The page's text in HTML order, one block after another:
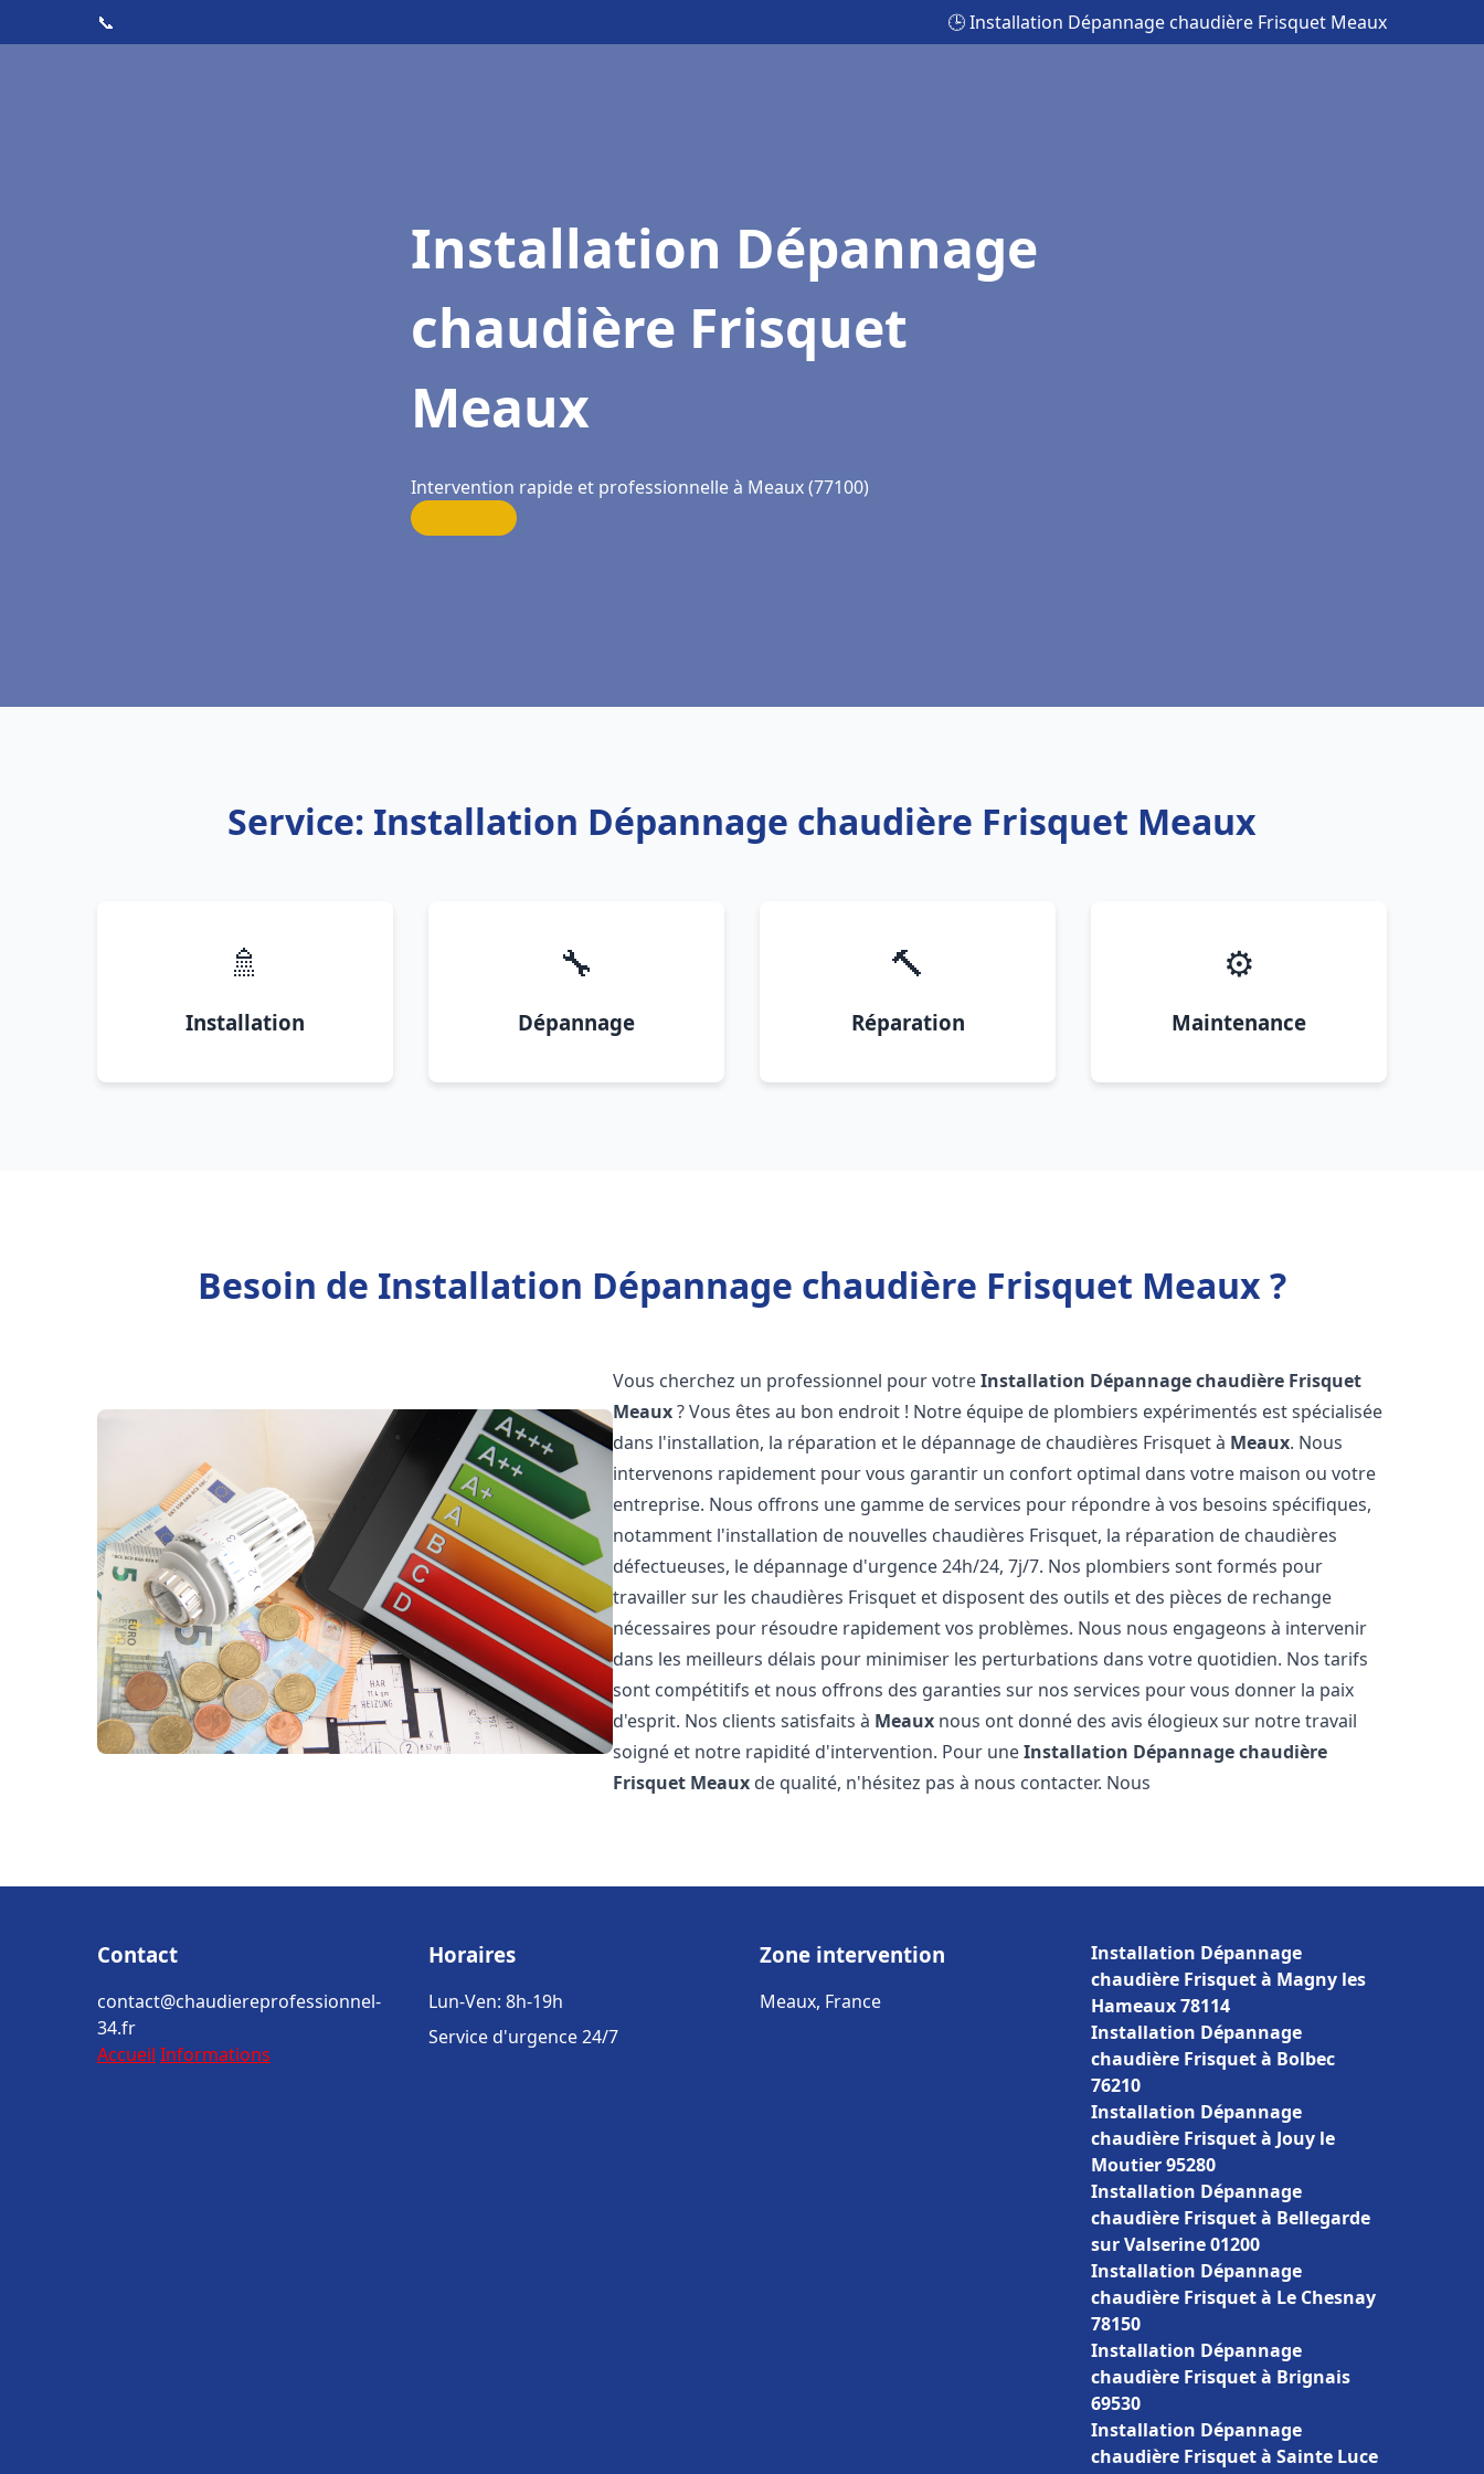
📞 🕒 Installation Dépannage chaudière Frisquet Meaux
Installation Dépannage
chaudière Frisquet
Meaux
Intervention rapide et professionnelle à Meaux (77100)
Service: Installation Dépannage chaudière Frisquet Meaux
🚿
Installation
🔧
Dépannage
🔨
Réparation
⚙️
Maintenance
Besoin de Installation Dépannage chaudière Frisquet Meaux ?
Vous cherchez un professionnel pour votreInstallation Dépannage chaudière Frisquet
Meaux? Vous êtes au bon endroit ! Notre équipe de plombiers expérimentés est spécialisée
dans l'installation, la réparation et le dépannage de chaudières Frisquet à Meaux. Nous
intervenons rapidement pour vous garantir un confort optimal dans votre maison ou votre
entreprise. Nous offrons une gamme de services pour répondre à vos besoins spécifiques,
notamment l'installation de nouvelles chaudières Frisquet, la réparation de chaudières
défectueuses, le dépannage d'urgence 24h/24, 7j/7. Nos plombiers sont formés pour
travailler sur les chaudières Frisquet et disposent des outils et des pièces de rechange
nécessaires pour résoudre rapidement vos problèmes. Nous nous engageons à intervenir
dans les meilleurs délais pour minimiser les perturbations dans votre quotidien. Nos tarifs
sont compétitifs et nous offrons des garanties sur nos services pour vous donner la paix
d'esprit. Nos clients satisfaits à Meaux nous ont donné des avis élogieux sur notre travail
soigné et notre rapidité d'intervention. Pour uneInstallation Dépannage chaudière
Frisquet Meaux de qualité, n'hésitez pas à nous contacter. Nous
Contact
contact@chaudiereprofessionnel-
34.fr
Accueil Informations
Horaires
Lun-Ven: 8h-19h
Service d'urgence 24/7
Zone intervention
Meaux, France
Installation Dépannage
chaudière Frisquet à Magny les
Hameaux 78114
Installation Dépannage
chaudière Frisquet à Bolbec
76210
Installation Dépannage
chaudière Frisquet à Jouy le
Moutier 95280
Installation Dépannage
chaudière Frisquet à Bellegarde
sur Valserine 01200
Installation Dépannage
chaudière Frisquet à Le Chesnay
78150
Installation Dépannage
chaudière Frisquet à Brignais
69530
Installation Dépannage
chaudière Frisquet à Sainte Luce